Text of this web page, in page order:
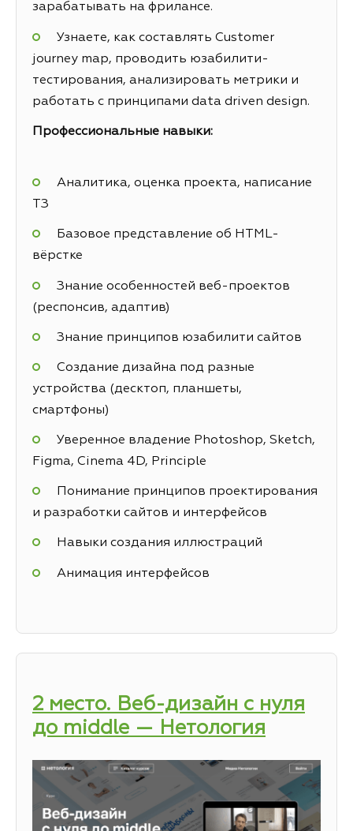
зарабатывать на фрилансе.
Узнаете, как составлять Customer
journey map, проводить юзабилити-
тестирования, анализировать метрики и
работать с принципами data driven design.
Профессиональные навыки:
Аналитика, оценка проекта, написание
ТЗ
Базовое представление об HTML-
вёрстке
Знание особенностей веб-проектов
(респонсив, адаптив)
Знание принципов юзабилити сайтов
Создание дизайна под разные
устройства (десктоп, планшеты,
смартфоны)
Уверенное владение Photoshop, Sketch,
Figma, Cinema 4D, Principle
Понимание принципов проектирования
и разработки сайтов и интерфейсов
Навыки создания иллюстраций
Анимация интерфейсов
2 место. Веб-дизайн с нуля
до middle — Нетология